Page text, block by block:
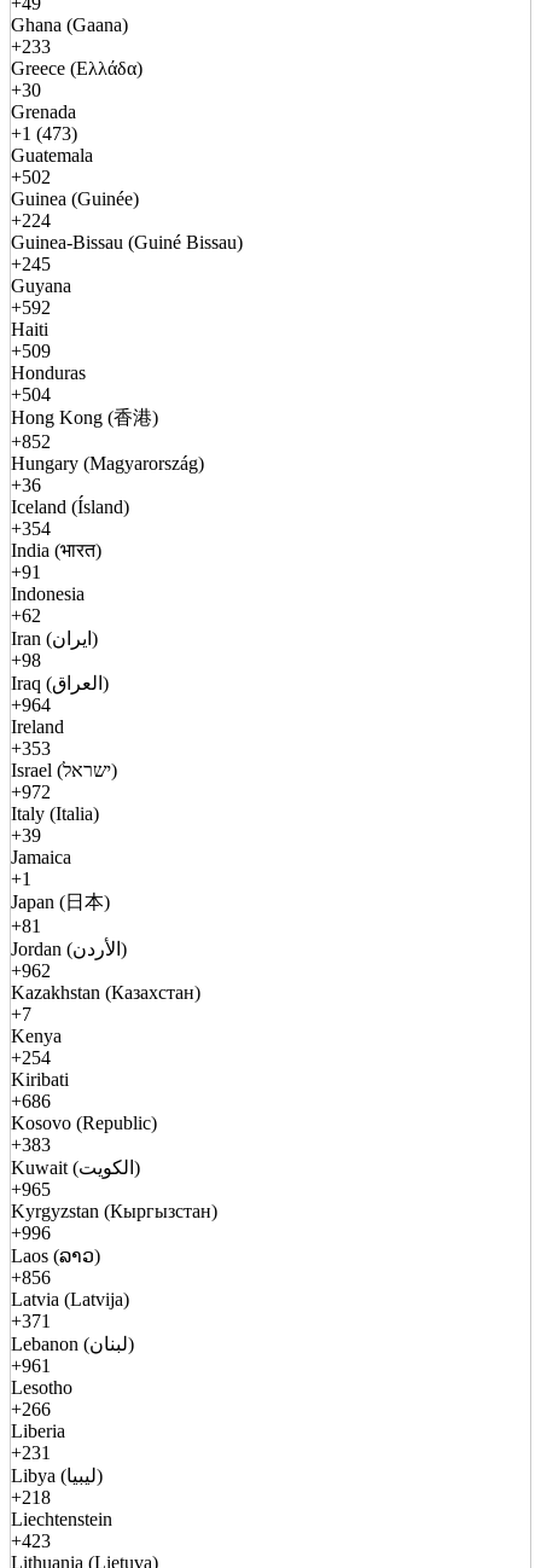
Ghana (Gaana)
+233
Greece (Ελλάδα)
+30
Grenada
+1 (473)
Guatemala
+502
Guinea (Guinée)
+224
Guinea-Bissau (Guiné Bissau)
+245
Guyana
+592
Haiti
+509
Honduras
+504
Hong Kong (香港)
+852
Hungary (Magyarország)
+36
Iceland (Ísland)
+354
India (भारत)
+91
Indonesia
+62
Iran (ایران)
+98
Iraq (العراق)
+964
Ireland
+353
Israel (ישראל)
+972
Italy (Italia)
+39
Jamaica
+1
Japan (日本)
+81
Jordan (الأردن)
+962
Kazakhstan (Казахстан)
+7
Kenya
+254
Kiribati
+686
Kosovo (Republic)
+383
Kuwait (الكويت)
+965
Kyrgyzstan (Кыргызстан)
+996
Laos (ລາວ)
+856
Latvia (Latvija)
+371
Lebanon (لبنان)
+961
Lesotho
+266
Liberia
+231
Libya (ليبيا)
+218
Liechtenstein
+423
Lithuania (Lietuva)